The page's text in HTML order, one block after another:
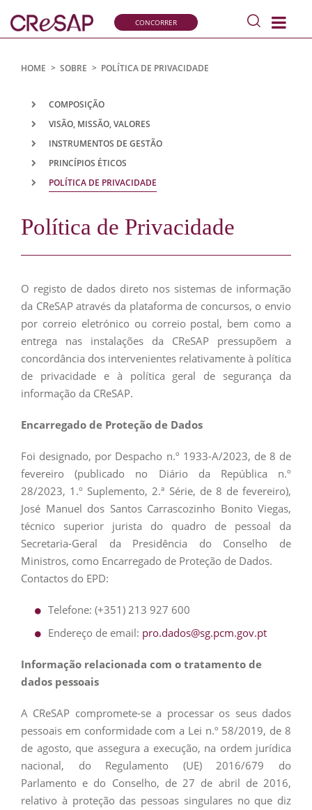
Comissão
Recrutamento
Seleção
Administração
Pública
CONCORRER Pesquisar
HOME > SOBRE > POLÍTICA DE PRIVACIDADE
COMPOSIÇÃO
VISÃO, MISSÃO, VALORES
INSTRUMENTOS DE GESTÃO
PRINCÍPIOS ÉTICOS
POLÍTICA DE PRIVACIDADE
Política de Privacidade
O registo de dados direto nos sistemas de informação
da CReSAP através da plataforma de concursos, o envio
por correio eletrónico ou correio postal, bem como a
entrega nas instalações da CReSAP pressupõem a
concordância dos intervenientes relativamente à política
de privacidade e à política geral de segurança da
informação da CReSAP.
Encarregado de Proteção de Dados
Foi designado, por Despacho n.º 1933-A/2023, de 8 de
fevereiro (publicado no Diário da República n.º
28/2023, 1.º Suplemento, 2.ª Série, de 8 de fevereiro),
José Manuel dos Santos Carrascozinho Bonito Viegas,
técnico superior jurista do quadro de pessoal da
Secretaria-Geral da Presidência do Conselho de
Ministros, como Encarregado de Proteção de Dados.
Contactos do EPD:
Telefone: (+351) 213 927 600
Endereço de email: pro.dados@sg.pcm.gov.pt
Informação relacionada com o tratamento de
dados pessoais
A CReSAP compromete-se a processar os seus dados
pessoais em conformidade com a Lei n.º 58/2019, de 8
de agosto, que assegura a execução, na ordem jurídica
nacional, do Regulamento (UE) 2016/679 do
Parlamento e do Conselho, de 27 de abril de 2016,
relativo à proteção das pessoas singulares no que diz